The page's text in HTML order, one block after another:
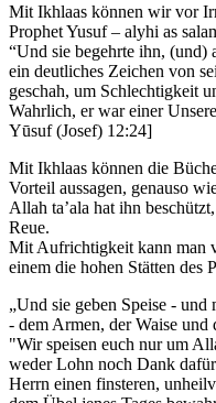
Mit Ikhlaas können wir vor
Prophet Yusuf – alyhi as
“Und sie begehrte ihn, (und)
ein deutliches Zeichen von
geschah, um Schlechtigkeit
Wahrlich, er war einer
Yūsuf (Josef) 12:24]
Mit Ikhlaas können die
Vorteil aussagen, genauso
Allah ta’ala hat ihn
Reue.
Mit Aufrichtigkeit kann man
einem die hohen Stätten des
„Und sie geben Speise - und
- dem Armen, der Waise und
"Wir speisen euch nur um
weder Lohn noch Dank
Herrn einen finsteren,